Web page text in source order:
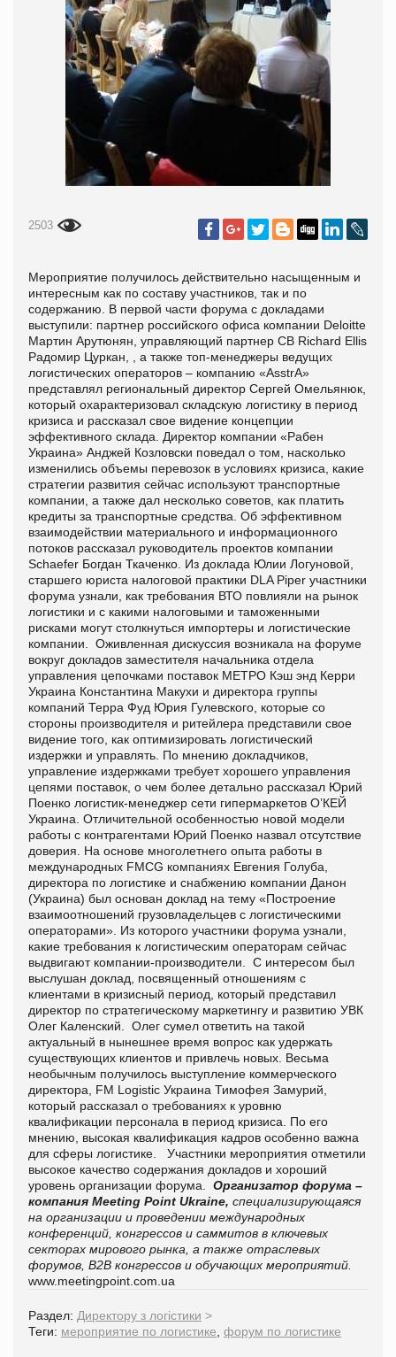
2503
Мероприятие получилось действительно насыщенным и
интересным как по составу участников, так и по
содержанию. В первой части форума с докладами
выступили: партнер российского офиса компании Deloitte
Мартин Арутюнян, управляющий партнер CB Richard Ellis
Радомир Цуркан, , а также топ-менеджеры ведущих
логистических операторов – компанию «AsstrA»
представлял региональный директор Сергей Омельянюк,
который охарактеризовал складскую логистику в период
кризиса и рассказал свое видение концепции
эффективного склада. Директор компании «Рабен
Украина» Анджей Козловски поведал о том, насколько
изменились объемы перевозок в условиях кризиса, какие
стратегии развития сейчас используют транспортные
компании, а также дал несколько советов, как платить
кредиты за транспортные средства. Об эффективном
взаимодействии материального и информационного
потоков рассказал руководитель проектов компании
Schaefer Богдан Ткаченко. Из доклада Юлии Логуновой,
старшего юриста налоговой практики DLA Piper участники
форума узнали, как требования ВТО повлияли на рынок
логистики и с какими налоговыми и таможенными
рисками могут столкнуться импортеры и логистические
компании. Оживленная дискуссия возникала на форуме
вокруг докладов заместителя начальника отдела
управления цепочками поставок МЕТРО Кэш энд Керри
Украина Константина Макухи и директора группы
компаний Терра Фуд Юрия Гулевского, которые со
стороны производителя и ритейлера представили свое
видение того, как оптимизировать логистический
издержки и управлять. По мнению докладчиков,
управление издержками требует хорошего управления
цепями поставок, о чем более детально рассказал Юрий
Поенко логистик-менеджер сети гипермаркетов О’КЕЙ
Украина. Отличительной особенностью новой модели
работы с контрагентами Юрий Поенко назвал отсутствие
доверия. На основе многолетнего опыта работы в
международных FMCG компаниях Евгения Голуба,
директора по логистике и снабжению компании Данон
(Украина) был основан доклад на тему «Построение
взаимоотношений грузовладельцев с логистическими
операторами». Из которого участники форума узнали,
какие требования к логистическим операторам сейчас
выдвигают компании-производители. С интересом был
выслушан доклад, посвященный отношениям с
клиентами в кризисный период, который представил
директор по стратегическому маркетингу и развитию УВК
Олег Каленский. Олег сумел ответить на такой
актуальный в нынешнее время вопрос как удержать
существующих клиентов и привлечь новых. Весьма
необычным получилось выступление коммерческого
директора, FM Logistic Украина Тимофея Замурий,
который рассказал о требованиях к уровню
квалификации персонала в период кризиса. По его
мнению, высокая квалификация кадров особенно важна
для сферы логистике. Участники мероприятия отметили
высокое качество содержания докладов и хороший
уровень организации форума. Организатор форума –
компания Meeting Point Ukraine, специализирующаяся
на организации и проведении международных
конференций, конгрессов и саммитов в ключевых
секторах мирового рынка, а также отраслевых
форумов, B2B конгрессов и обучающих мероприятий.
www.meetingpoint.com.ua
Раздел: Директору з логістики >
Теги: мероприятие по логистике форум по логистике